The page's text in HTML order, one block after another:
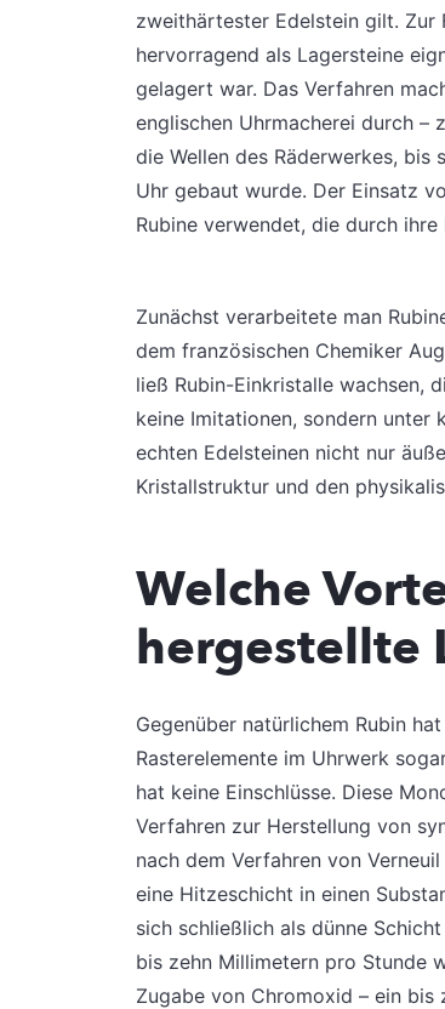
zweithärtester Edelstein gilt. Zur
hervorragend als Lagersteine
gelagert war. Das Verfahren
englischen Uhrmacherei durch –
die Wellen des Räderwerkes,
Uhr gebaut wurde. Der Einsatz
Rubine verwendet, die durch
Zunächst verarbeitete man
dem französischen Chemiker
ließ Rubin-Einkristalle wachsen,
keine Imitationen, sondern unter
echten Edelsteinen nicht nur
Kristallstruktur und den
Welche
hergestellte
Gegenüber natürlichem Rubin
Rasterelemente im Uhrwerk
hat keine Einschlüsse. Diese
Verfahren zur Herstellung von
nach dem Verfahren von
eine Hitzeschicht in einen
sich schließlich als dünne
bis zehn Millimetern pro Stunde
Zugabe von Chromoxid – ein bis